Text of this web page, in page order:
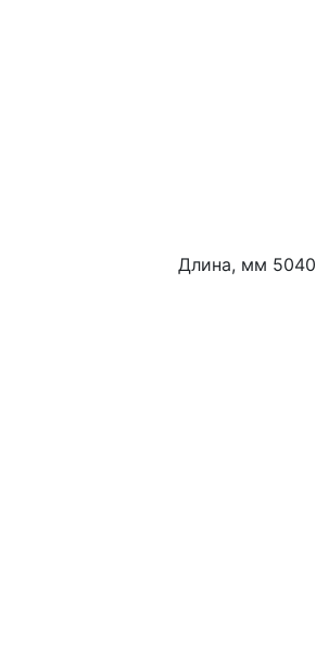
Длина, мм 5040